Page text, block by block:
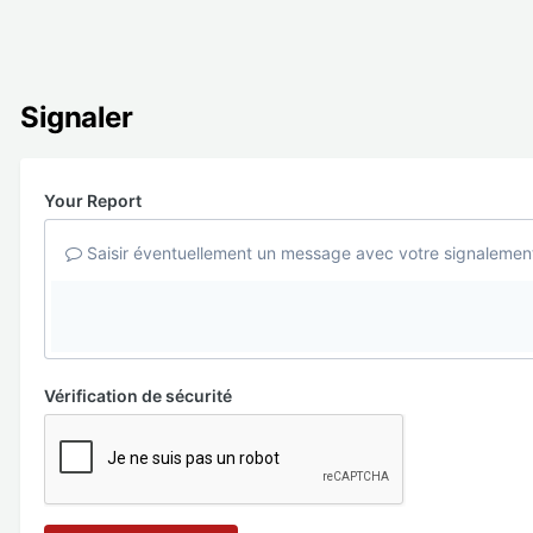
Signaler
Your Report
Saisir éventuellement un message avec votre
Vérification de sécurité